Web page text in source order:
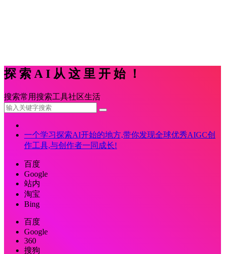
探索AI从这里开始！
搜索常用搜索工具社区生活
一个学习探索AI开始的地方,带你发现全球优秀AIGC创
作工具,与创作者一同成长!
百度
Google
站内
淘宝
Bing
百度
Google
360
搜狗